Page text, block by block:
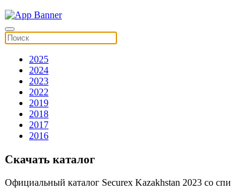
2025
2024
2023
2022
2019
2018
2017
2016
Скачать каталог
Официальный каталог Securex Kazakhstan 2023 со